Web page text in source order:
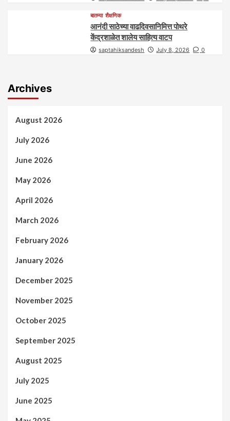
बातम्या शैक्षणिक
आनंदी साठेच्या वाढदिवसानिमित्त पोथरे
केंद्रशाळेत शालेय साहित्य वाटप
saptahiksandesh July 8, 2026 0
Archives
August 2026
July 2026
June 2026
May 2026
April 2026
March 2026
February 2026
January 2026
December 2025
November 2025
October 2025
September 2025
August 2025
July 2025
June 2025